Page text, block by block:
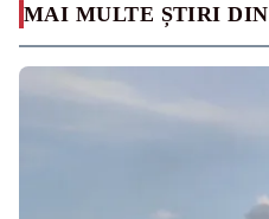
MAI MULTE ȘTIRI DIN